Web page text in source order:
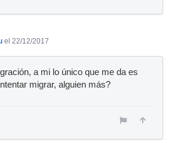
el 22/12/2017
a mi lo único que me da es
migrar, alguien más?